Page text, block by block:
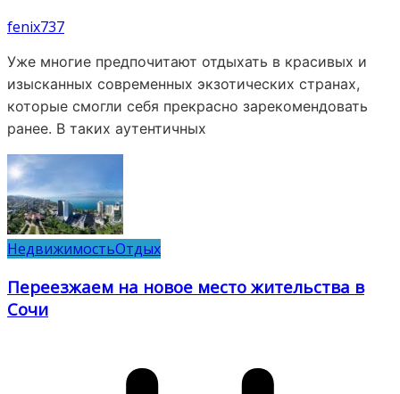
fenix737
Уже многие предпочитают отдыхать в красивых и
изысканных современных экзотических странах,
которые смогли себя прекрасно зарекомендовать
ранее. В таких аутентичных
НедвижимостьОтдых
Переезжаем на новое место жительства в
Сочи